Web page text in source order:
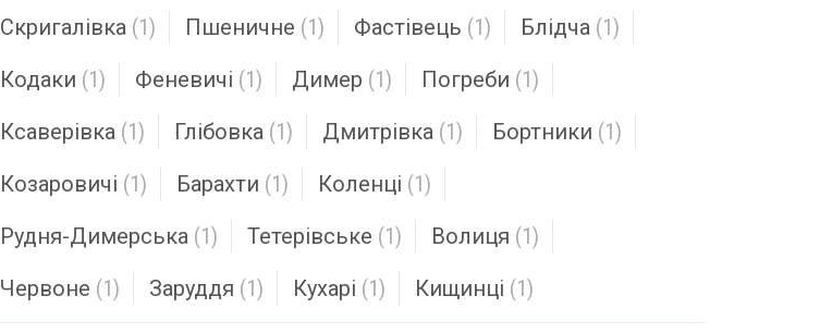
Скригалівка (1) Пшеничне (1) Фастівець (1) Блідча (1)
Кодаки (1) Феневичі (1) Димер (1) Погреби (1)
Ксаверівка (1) Глібовка (1) Дмитрівка (1) Бортники (1)
Козаровичі (1) Барахти (1) Коленці (1)
Рудня-Димерська (1) Тетерівське (1) Волиця (1)
Червоне (1) Заруддя (1) Кухарі (1) Кищинці (1)